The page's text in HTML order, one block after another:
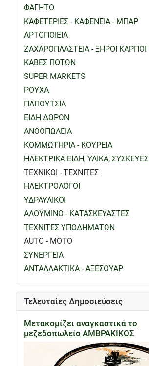
ΦΑΓΗΤΟ
ΚΑΦΕΤΕΡΙΕΣ - ΚΑΦΕΝΕΙΑ - ΜΠΑΡ
ΑΡΤΟΠΟΙΕΙΑ
ΖΑΧΑΡΟΠΛΑΣΤΕΙΑ - ΞΗΡΟΙ ΚΑΡΠΟΙ
ΚΑΒΕΣ ΠΟΤΩΝ
SUPER MARKETS
ΡΟΥΧΑ
ΠΑΠΟΥΤΣΙΑ
ΕΙΔΗ ΔΩΡΩΝ
ΑΝΘΟΠΩΛΕΙΑ
ΚΟΜΜΩΤΗΡΙΑ - ΚΟΥΡΕΙΑ
ΗΛΕΚΤΡΙΚΑ ΕΙΔΗ, ΥΛΙΚΑ, ΣΥΣΚΕΥΕΣ
ΤΕΧΝΙΚΟΙ - ΤΕΧΝΙΤΕΣ
ΗΛΕΚΤΡΟΛΟΓΟΙ
ΥΔΡΑΥΛΙΚΟΙ
ΑΛΟΥΜΙΝΟ - ΚΑΤΑΣΚΕΥΑΣΤΕΣ
ΤΕΧΝΙΤΕΣ ΥΠΟΔΗΜΑΤΩΝ
AUTO - MOTO
ΣΥΝΕΡΓΕΙΑ
ΑΝΤΑΛΛΑΚΤΙΚΑ - ΑΞΕΣΟΥΑΡ
Τελευταίες Δημοσιεύσεις
Μετακομίζει αναγκαστικά το
μεζεδοπωλείο ΑΜΒΡΑΚΙΚΟΣ